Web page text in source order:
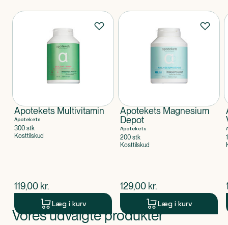
Produkter
Apotekets Multivitamin
Apotekets
300 stk
Kosttilskud
$nuværende pris
119,00 kr.
Læg i kurv
Apotekets Magnesium
Depot
Apotekets
200 stk
Kosttilskud
$nuværende pris
129,00 kr.
Læg i kurv
Produkt 1 af 0
Vores udvalgte produkter